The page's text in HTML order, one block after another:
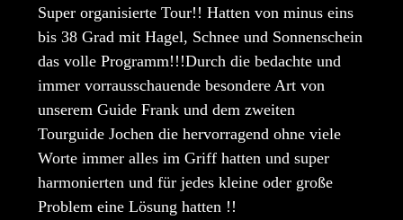
Super organisierte Tour!! Hatten von minus eins
bis 38 Grad mit Hagel, Schnee und Sonnenschein
das volle Programm!!!Durch die bedachte und
immer vorrausschauende besondere Art von
unserem Guide Frank und dem zweiten
Tourguide Jochen die hervorragend ohne viele
Worte immer alles im Griff hatten und super
harmonierten und für jedes kleine oder große
Problem eine Lösung hatten !!